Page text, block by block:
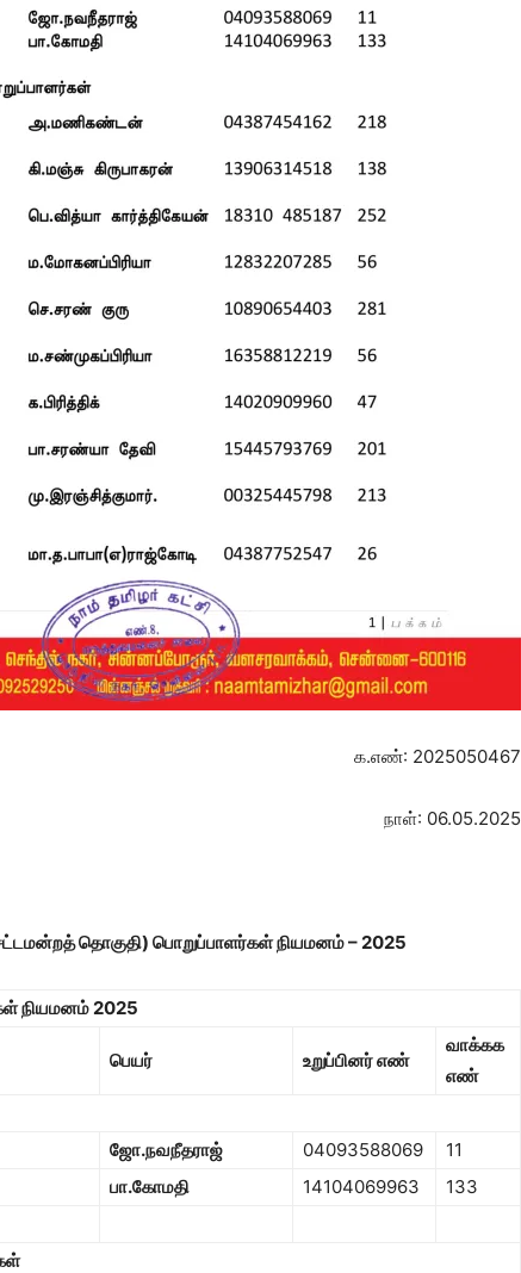
க.எண்: 2025050467
நாள்: 06.05.2025
தொகுதி) பொறுப்பாளர்கள் நியமனம் – 2025
நியமனம்2025
பெயர் உறுப்பினர் எண்
வாக்கக
எண்
ஜோ.நவநீதராஜ் 04093588069
11
பா.கோமதி 14104069963 133